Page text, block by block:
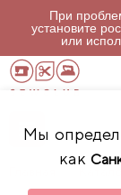
При
установите
или
Мы
как